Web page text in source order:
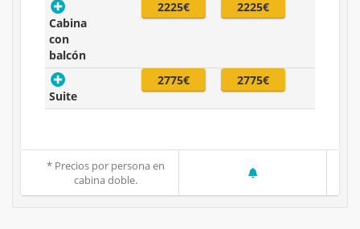
Cabina
con
balcón
2225€ 2225€
Suite
2775€ 2775€
* Precios por persona en
cabina doble.